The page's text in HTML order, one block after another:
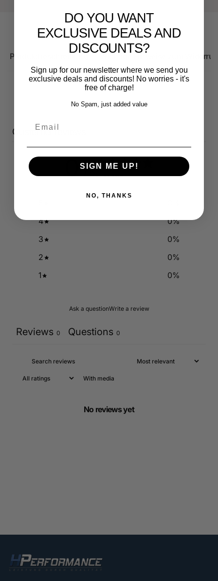
Produktbeschreibung Wichtige Hinweise zum
Customer reviews
/ 50 reviews
4
0%
3
0%
2
0%
1
0%
Ask a questionWrite a review
Reviews 0 Questions 0
With media
No reviews yet
DO YOU WANT
EXCLUSIVE DEALS AND
DISCOUNTS?
Sign up for our newsletter where we send you
exclusive deals and discounts! No worries - it's
free of charge!
No Spam, just added value
SIGN ME UP!
NO, THANKS